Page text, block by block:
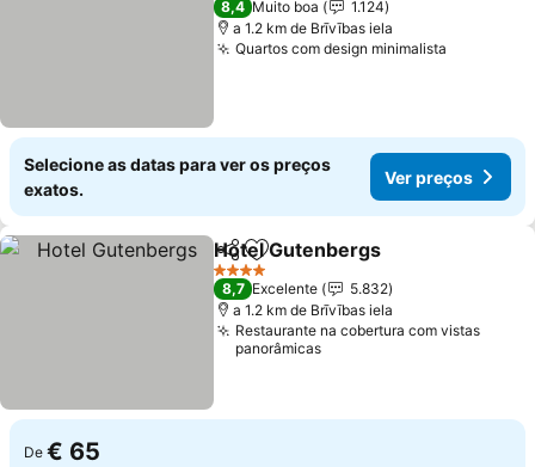
8,4 Muito boa
1.124
a 1.2 km de Brīvības iela
Quartos com design minimalista
Selecione as datas para ver os preços
exatos.
Ver preços
PartilharAdicionar aos favoritos
Hotel Gutenbergs
4 Estrelas
8,7 Excelente
5.832
a 1.2 km de Brīvības iela
Restaurante na cobertura com vistas
panorâmicas
De € 65